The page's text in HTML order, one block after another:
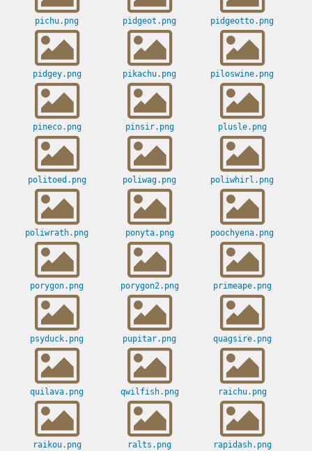
pichu.png pidgeot.png pidgeotto.png
pidgey.png pikachu.png piloswine.png
pineco.png pinsir.png plusle.png
politoed.png poliwag.png poliwhirl.png
poliwrath.png ponyta.png poochyena.png
porygon.png porygon2.png primeape.png
psyduck.png pupitar.png quagsire.png
quilava.png qwilfish.png raichu.png
raikou.png ralts.png rapidash.png